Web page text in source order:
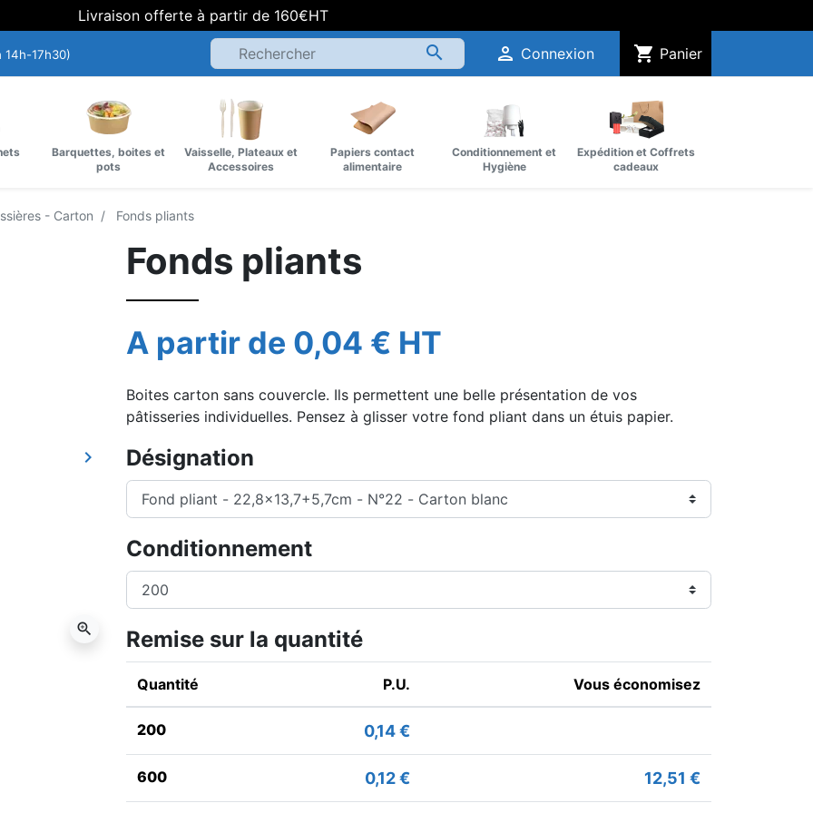
Livraison offerte à partir de 160€HT
14h-17h30) search person Connexion shopping_cart Panier
Barquettes, boites et
pots
Vaisselle, Plateaux et
Accessoires
Papiers contact
alimentaire
Conditionnement et
Hygiène
Expédition et Coffrets
cadeaux
- Carton Fonds pliants
Suivant
keyboard_arrow_right
zoom_in
Fonds pliants
A partir de 0,04 € HT
Boites carton sans couvercle. Ils permettent une belle présentation de vos
pâtisseries individuelles. Pensez à glisser votre fond pliant dans un étuis papier.
Désignation
Conditionnement
Remise sur la quantité
Quantité P.U. Vous économisez
200 0,14 €
600 0,12 € 12,51 €